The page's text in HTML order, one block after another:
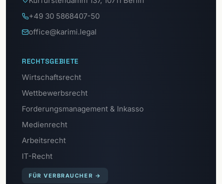
+49 30 5868407-50
office@karimi.legal
RECHTSGEBIETE
Wirtschaftsrecht
Wettbewerbsrecht
Forderungsmanagement & Inkasso
Medienrecht
Arbeitsrecht
IT-Recht
FÜR VERBRAUCHER →